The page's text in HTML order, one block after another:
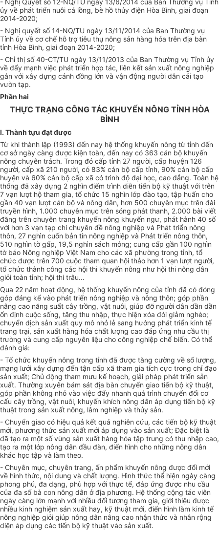
- Nghị Quyết số 12-NQ/TU ngày 13/6/2014 của Ban Thường vụ Tỉnh
ủy về phát triển nuôi cá lồng, bè hồ thủy điện Hòa Bình, giai đoạn
2014-2020;
- Nghị quyết số 14-NQ/TU ngày 13/11/2014 của Ban Thường vụ
Tỉnh ủy về cơ chếhỗ trợ tiêu thụ nông sản hàng hóa trên địa bàn
tỉnh Hòa Bình, giai đoạn 2014-2020;
- Chỉ thị số 40-CT/TU ngày 13/11/2013 của Ban Thường vụ Tỉnh ủy
về đẩy mạnh việc phát triển hợp tác, liên kết sản xuất nông nghiệp
gắn với xây dựng cánh đồng lớn và vận động người dân cải tạo
vườn tạp.
Phần hai
THỰC TRẠNG CÔNG TÁC KHUYẾN NÔNG TỈNH HÒA
BÌNH
I. Thành tựu đạt được
Từ khi thành lập (1993) đến nay hệ thống khuyến nông từ tỉnh đến
cơ sở ngày càng được kiện toàn, đến nay có 363 cán bộ khuyến
nông chuyên trách. Trong đó cấp tỉnh 27 người, cấp huyện 126
người, cấp xã 210 người, có 83% cán bộ cấp tỉnh, 90% cán bộ cấp
huyện và 60% cán bộ cấp xã có trình độ đại học, cao đẳng. Toàn hệ
thống đã xây dựng 2 nghìn điểm trình diễn tiến bộ kỹ thuật với trên
7 vạn lượt hộ tham gia, tổ chức 15 nghìn lớp đào tạo, tập huấn cho
gần 40 vạn lượt cán bộ và nông dân, hơn 500 chuyên mục trên đài
truyền hình, 1.000 chuyên mục trên sóng phát thanh, 2.000 bài viết
đăng trên chuyên trang khuyến nông khuyến ngư, phát hành 40 số
với hơn 3 vạn tạp chí chuyên đề nông nghiệp và Phát triển nông
thôn, 27 nghìn cuốn bản tin nông nghiệp và Phát triển nông thôn,
510 nghìn tờ gấp, 19,5 nghìn sách mỏng; cung cấp gần 100 nghìn
tờ báo Nông nghiệp Việt Nam cho các xã phường trong tỉnh, tổ
chức được trên 700 cuộc tham quan hội thảo hơn 1 vạn lượt người,
tổ chức thành công các hội thi khuyến nông như hội thi nông dân
giỏi toàn tỉnh; hội thi trâu...
Qua 22 năm hoạt động, hệ thống khuyến nông của tỉnh đã có đóng
góp đáng kể vào phát triển nông nghiệp và nông thôn; góp phần
nâng cao năng suất cây trồng, vật nuôi, giúp đỡ người dân dần dần
ổn định cuộc sống, tăng thu nhập, thực hiện xóa đói giảm nghèo;
chuyển dịch sản xuất quy mô nhỏ lẻ sang hướng phát triển kinh tế
trang trại, sản xuất hàng hóa chất lượng cao đáp ứng nhu cầu thị
trường và cung cấp nguyên liệu cho công nghiệp chế biến. Có thể
đánh giá:
- Tổ chức khuyến nông trong tỉnh đã được tăng cường về số lượng,
mạng lưới xây dựng đến tận cấp xã tham gia tích cực trong chỉ đạo
sản xuất; Chủ động tham mưu kế hoạch, giải pháp phát triển sản
xuất. Thường xuyên bám sát địa bàn chuyển giao tiến bộ kỹ thuật,
góp phần không nhỏ vào việc đẩy nhanh quá trình chuyển đổi cơ
cấu cây trồng, vật nuôi, khuyến khích nông dân áp dụng tiến bộ kỹ
thuật trong sản xuất nông, lâm nghiệp và thủy sản.
- Chuyển giao có hiệu quả kết quả nghiên cứu, các tiến bộ kỹ thuật
mới, phương thức sản xuất mới áp dụng vào sản xuất; Đặc biệt là
đã tạo ra một sốvùng sản xuất hàng hóa tập trung có thu nhập cao,
tạo ra một lớp nông dân đầu đàn, điển hình cho những nông dân
khác học tập và làm theo.
- Chuyên mục, chuyên trang, ấn phẩm khuyến nông được đổi mới
về hình thức, nội dung và chất lượng. Hình thức thể hiện ngày càng
phong phú, đa dạng, phù hợp với thực tế, đáp ứng được nhu cầu
của đa số bà con nông dân ở địa phương. Hệ thống cộng tác viên
ngày càng lớn mạnh với nhiều đối tượng tham gia, giới thiệu được
nhiều kinh nghiệm sản xuất hay, kỹ thuật mới, điển hình làm kinh tế
nông nghiệp giỏi giúp nông dân nâng cao nhận thức và nhân rộng
diện áp dụng các tiến bộ kỹ thuật vào sản xuất.